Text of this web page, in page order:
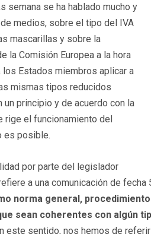
semana se ha hablado mucho y
medios, sobre el tipo del IVA
mascarillas y sobre la
la Comisión Europea a la hora
los Estados miembros aplicar a
mismas tipos reducidos
un principio y de acuerdo con la
rige el funcionamiento del
es posible.
por parte del legislador
a una comunicación de
norma general,
sean coherentes con algún
este sentido, nos hemos de